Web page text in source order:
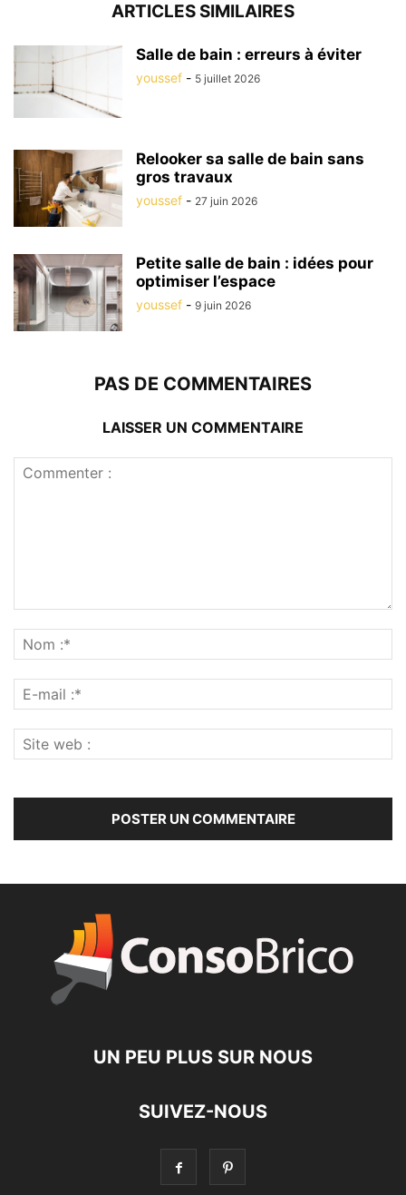
ARTICLES SIMILAIRES
Salle de bain : erreurs à éviter
youssef - 5 juillet 2026
Relooker sa salle de bain sans
gros travaux
youssef - 27 juin 2026
Petite salle de bain : idées pour
optimiser l’espace
youssef - 9 juin 2026
PAS DE COMMENTAIRES
LAISSER UN COMMENTAIRE
UN PEU PLUS SUR NOUS
SUIVEZ-NOUS